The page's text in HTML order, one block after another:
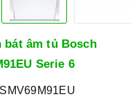
bát âm tủ Bosch
Serie 6
SMV69M91EU